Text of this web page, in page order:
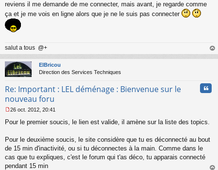
reviens il me demande de me connecter, mais avant, je regarde comme
ça et je me vois en ligne alors que je ne le suis pas connecter
salut a tous @+
au
ElBricou
Direction des Services Techniques
Re: Important : LEL déménage : Bienvenue sur le
nouveau foru
e
g
e
n
26 oct. 2012, 20:41
Pour le premier soucis, le lien est valide, il amène sur la liste des topics.
Pour le deuxième soucis, le site considère que tu es déconnecté au bout
de 15 min d'inactivité, ou si tu déconnectes à la main. Comme dans le
cas que tu expliques, c'est le forum qui t'as déco, tu apparais connecté
pendant 15 min